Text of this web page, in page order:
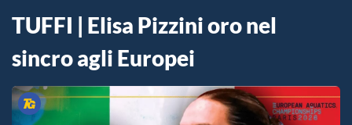
TUFFI | Elisa Pizzini oro nel
sincro agli Europei